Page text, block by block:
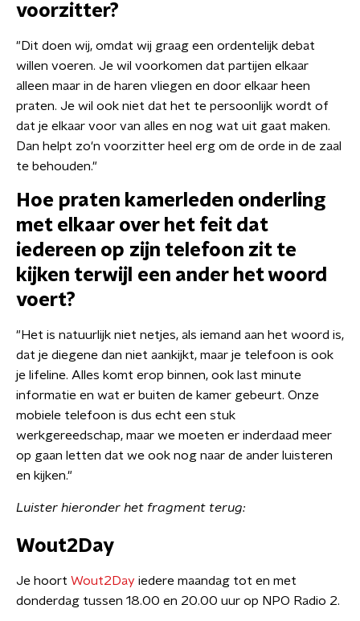
voorzitter?
"Dit doen wij, omdat wij graag een ordentelijk debat
willen voeren. Je wil voorkomen dat partijen elkaar
alleen maar in de haren vliegen en door elkaar heen
praten. Je wil ook niet dat het te persoonlijk wordt of
dat je elkaar voor van alles en nog wat uit gaat maken.
Dan helpt zo'n voorzitter heel erg om de orde in de zaal
te behouden."
Hoe praten kamerleden onderling
met elkaar over het feit dat
iedereen op zijn telefoon zit te
kijken terwijl een ander het woord
voert?
"Het is natuurlijk niet netjes, als iemand aan het woord is,
dat je diegene dan niet aankijkt, maar je telefoon is ook
je lifeline. Alles komt erop binnen, ook last minute
informatie en wat er buiten de kamer gebeurt. Onze
mobiele telefoon is dus echt een stuk
werkgereedschap, maar we moeten er inderdaad meer
op gaan letten dat we ook nog naar de ander luisteren
en kijken."
Luister hieronder het fragment terug:
Wout2Day
Je hoort Wout2Day iedere maandag tot en met
donderdag tussen 18.00 en 20.00 uur op NPO Radio 2.